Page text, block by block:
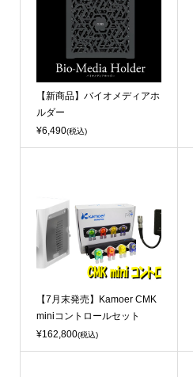
【新商品】バイオメディアホ
ルダー
¥6,490(税込)
【7月末発売】Kamoer CMK
miniコントロールセット
¥162,800(税込)